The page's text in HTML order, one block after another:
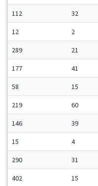
112 32
12 2
289 21
177 41
58 15
219 60
146 39
15 4
290 31
402 15